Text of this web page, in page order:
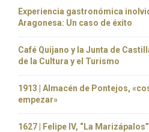
Experiencia gastronómica
Aragonesa: Un caso de éxito
Café Quijano y la Junta de
de la Cultura y el Turismo
1913 | Almacén de Pontejos,
empezar»
1627 | Felipe IV, “La